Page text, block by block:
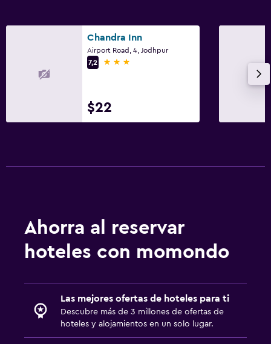
Chandra Inn
Airport Road, 4, Jodhpur
7,2
3 estrellas
$22
Ahorra al reservar
hoteles con momondo
Las mejores ofertas de hoteles para ti
Descubre más de 3 millones de ofertas de
hoteles y alojamientos en un solo lugar.